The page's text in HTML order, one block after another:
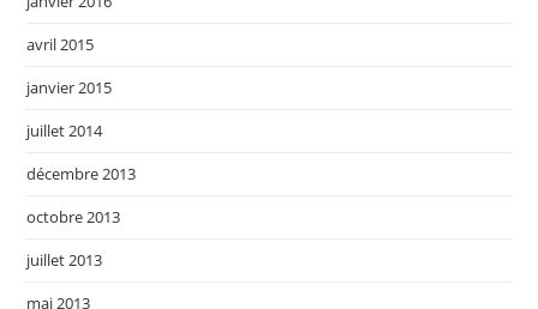
avril 2015
janvier 2015
juillet 2014
décembre 2013
octobre 2013
juillet 2013
mai 2013